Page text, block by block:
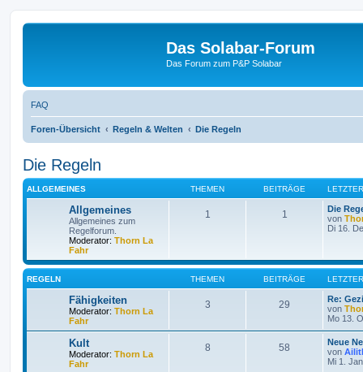
Das Solabar-Forum
Das Forum zum P&P Solabar
FAQ
Foren-Übersicht Regeln & Welten Die Regeln
Die Regeln
ALLGEMEINES THEMEN BEITRÄGE
Allgemeines
Allgemeines zum
Regelforum.
Moderator: Thorn La
Fahr
1 1
Die
von
Di 16.
REGELN THEMEN BEITRÄGE
Fähigkeiten
Moderator: Thorn La
Fahr
3 29
Re:
von
Mo 13.
Kult
Moderator: Thorn La
Fahr
8 58
Neue
von
Mi 1.